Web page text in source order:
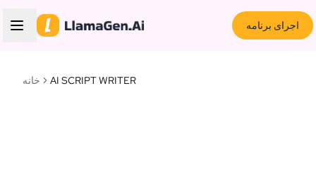
اجرای برنامه
خانه AI SCRIPT WRITER